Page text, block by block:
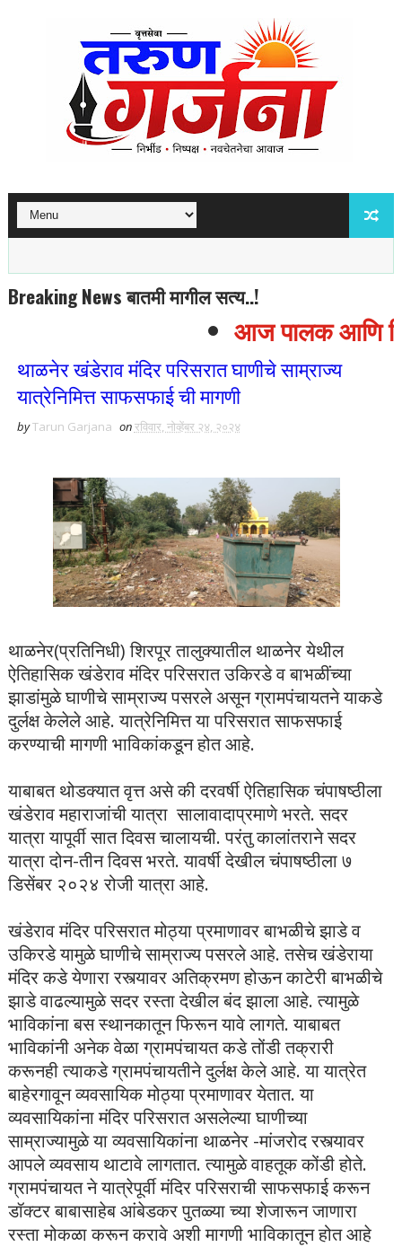
Breaking News बातमी मागील सत्य..!
आज पालक आणि
थाळनेर खंडेराव मंदिर परिसरात घाणीचे साम्राज्य
यात्रेनिमित्त साफसफाई ची मागणी
byTarun Garjana onरविवार, नोव्हेंबर २४, २०२४
थाळनेर(प्रतिनिधी)शिरपूर तालुक्यातील थाळनेर येथील
ऐतिहासिक खंडेराव मंदिर परिसरात उकिरडे व बाभळींच्या
झाडांमुळे घाणीचे साम्राज्य पसरले असून ग्रामपंचायतने याकडे
दुर्लक्ष केलेले आहे. यात्रेनिमित्त या परिसरात साफसफाई
करण्याची मागणी भाविकांकडून होत आहे.
याबाबत थोडक्यात वृत्त असे की दरवर्षी ऐतिहासिक चंपाषष्ठीला
खंडेराव महाराजांची यात्रा सालावादाप्रमाणे भरते. सदर
यात्रा यापूर्वी सात दिवस चालायची. परंतु कालांतराने सदर
यात्रा दोन-तीन दिवस भरते. यावर्षी देखील चंपाषष्ठीला ७
डिसेंबर २०२४ रोजी यात्रा आहे.
खंडेराव मंदिर परिसरात मोठ्या प्रमाणावर बाभळीचे झाडे व
उकिरडे यामुळे घाणीचे साम्राज्य पसरले आहे. तसेच खंडेराया
मंदिर कडे येणारा रस्त्यावर अतिक्रमण होऊन काटेरी बाभळीचे
झाडे वाढल्यामुळे सदर रस्ता देखील बंद झाला आहे. त्यामुळे
भाविकांना बस स्थानकातून फिरून यावे लागते. याबाबत
भाविकांनी अनेक वेळा ग्रामपंचायत कडे तोंडी तक्रारी
करूनही त्याकडे ग्रामपंचायतीने दुर्लक्ष केले आहे. या यात्रेत
बाहेरगावून व्यवसायिक मोठ्या प्रमाणावर येतात. या
व्यवसायिकांना मंदिर परिसरात असलेल्या घाणीच्या
साम्राज्यामुळे या व्यवसायिकांना थाळनेर -मांजरोद रस्त्यावर
आपले व्यवसाय थाटावे लागतात. त्यामुळे वाहतूक कोंडी होते.
ग्रामपंचायत ने यात्रेपूर्वी मंदिर परिसराची साफसफाई करून
डॉक्टर बाबासाहेब आंबेडकर पुतळ्या च्या शेजारून जाणारा
रस्ता मोकळा करून करावे अशी मागणी भाविकातून होत आहे